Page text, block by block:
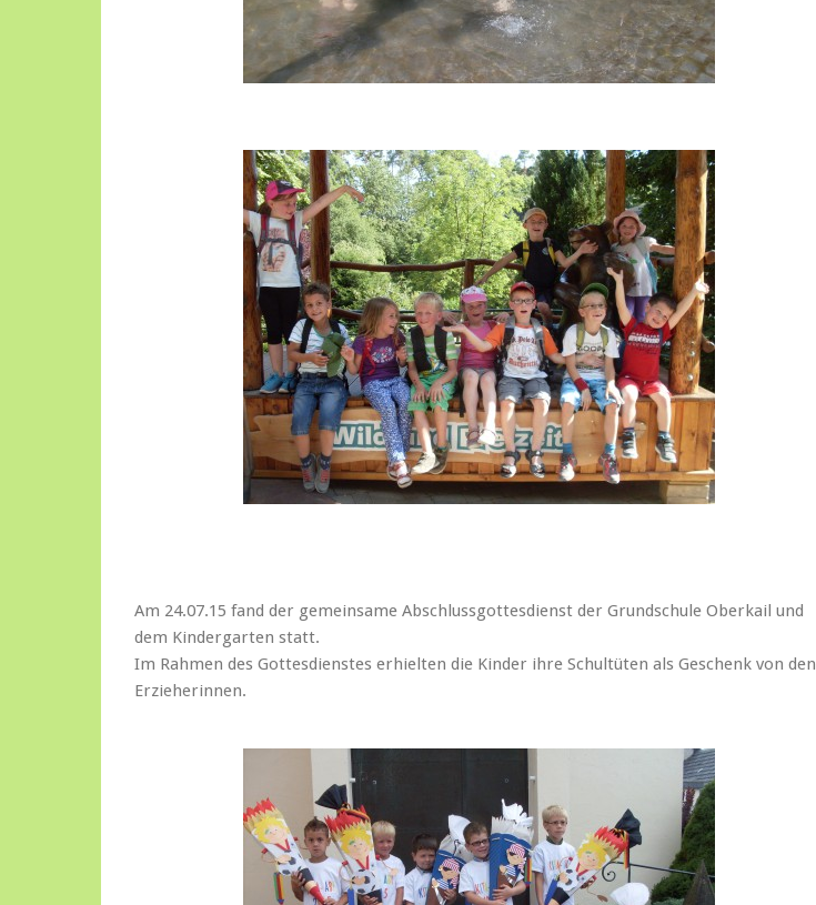
Am 24.07.15 fand der gemeinsame Abschlussgottesdienst der Grundschule Oberkail und
dem Kindergarten statt.
Im Rahmen des Gottesdienstes erhielten die Kinder ihre Schultüten als Geschenk von den
Erzieherinnen.